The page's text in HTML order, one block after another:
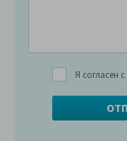
Я согласен с